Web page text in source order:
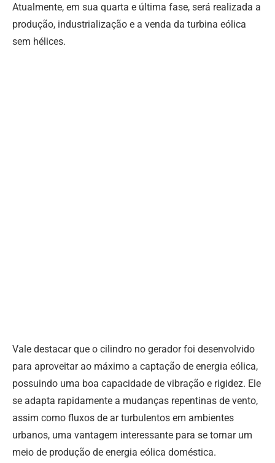
Atualmente, em sua quarta e última fase, será realizada a
produção, industrialização e a venda da turbina eólica
sem hélices.
Vale destacar que o cilindro no gerador foi desenvolvido
para aproveitar ao máximo a captação de energia eólica,
possuindo uma boa capacidade de vibração e rigidez. Ele
se adapta rapidamente a mudanças repentinas de vento,
assim como fluxos de ar turbulentos em ambientes
urbanos, uma vantagem interessante para se tornar um
meio de produção de energia eólica doméstica.